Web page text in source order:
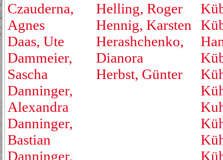
Czauderna,
Agnes
Daas, Ute
Dammeier,
Sascha
Danninger,
Alexandra
Danninger,
Bastian
Danninger,
Helling, Roger
Hennig, Karsten
Herashchenko,
Dianora
Herbst, Günter